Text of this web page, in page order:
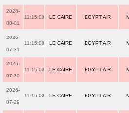
2026-
08-01
11:15:00 LE CAIRE EGYPT AIR
2026-
07-31
11:15:00 LE CAIRE EGYPT AIR
2026-
07-30
11:15:00 LE CAIRE EGYPT AIR
2026-
07-29
11:15:00 LE CAIRE EGYPT AIR